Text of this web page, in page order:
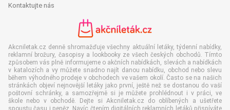
Kontaktujte nás
Akcniletak.cz denně shromažďuje všechny aktuální letáky, týdenní nabídky,
reklamní brožury, časopisy a lookbooky ze všech českých obchodů. Tímto
způsobem vás plně informujeme o akčních nabídkách, slevách a nabídkách
v katalozích a vy můžete snadno najít danou nabídku, obchod nebo slevu
během výhodného prodeje v obchodech ve vašem okolí. Často se na našich
stránkách objeví nejnovější letáky jako první, ještě než se dostanou do vaší
poštovní schránky, a samozřejmě si je můžete prohlédnout i v práci, ve
škole nebo v obchodě. Dejte si Akcniletak.cz do oblíbených a ušetřete
spoustu času i peněz. Navíc čtením digitálních reklamních letáků přispíváte